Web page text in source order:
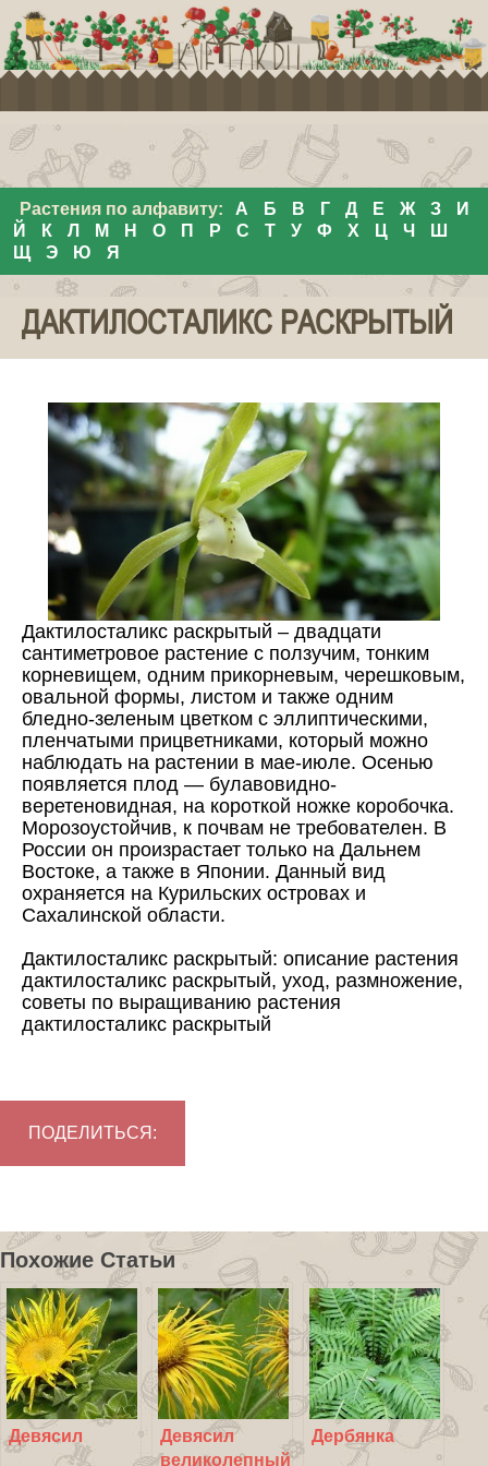
Растения по алфавиту: А Б В Г Д Е Ж З
И
Й
К Л М Н О П Р С Т У Ф Х Ц Ч
Ш
Щ
Э Ю Я
ДАКТИЛОСТАЛИКС РАСКРЫТЫЙ
Дактилосталикс раскрытый – двадцати
сантиметровое растение с ползучим, тонким
корневищем, одним прикорневым, черешковым,
овальной формы, листом и также одним
бледно-зеленым цветком с эллиптическими,
пленчатыми прицветниками, который можно
наблюдать на растении в мае-июле. Осенью
появляется плод — булавовидно-
веретеновидная, на короткой ножке коробочка.
Морозоустойчив, к почвам не требователен. В
России он произрастает только на Дальнем
Востоке, а также в Японии. Данный вид
охраняется на Курильских островах и
Сахалинской области.
Дактилосталикс раскрытый: описание растения
дактилосталикс раскрытый, уход, размножение,
советы по выращиванию растения
дактилосталикс раскрытый
ПОДЕЛИТЬСЯ:
Похожие Статьи
Девясил
Девясил
великолепный
Дербянка